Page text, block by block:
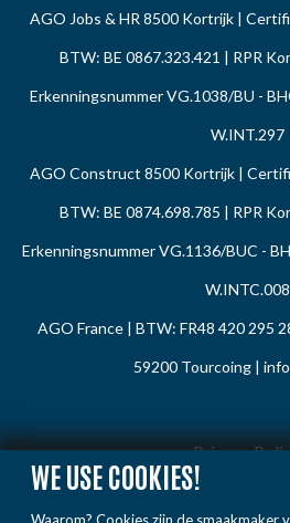
WE USE COOKIES!
AGO Jobs & HR 8500 Kortrijk |
BTW: BE 0867.323.421 | RPR
Erkenningsnummer VG.1038/BU -
W.INT.297
AGO Construct 8500 Kortrijk |
BTW: BE 0874.698.785 | RPR
Erkenningsnummer VG.1136/BUC -
W.INTC.008
AGO France | BTW: FR48 420 295
59200 Tourcoing |
Privacy
Cookie Policy